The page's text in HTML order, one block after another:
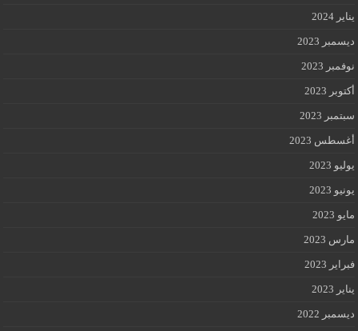
يناير 2024
ديسمبر 2023
نوفمبر 2023
أكتوبر 2023
سبتمبر 2023
أغسطس 2023
يوليو 2023
يونيو 2023
مايو 2023
مارس 2023
فبراير 2023
يناير 2023
ديسمبر 2022